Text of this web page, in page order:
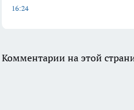
16:24
Комментарии на этой